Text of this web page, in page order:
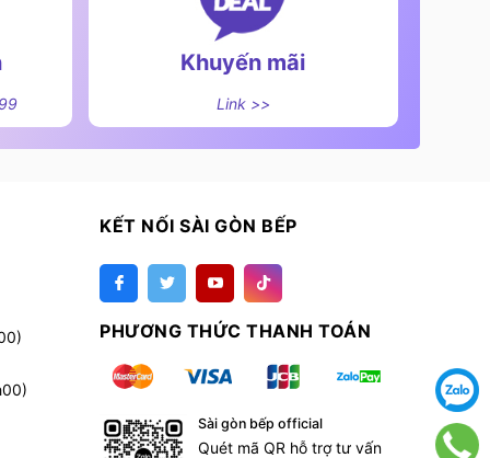
Khuyến mãi
Link >>
KẾT NỐI SÀI GÒN BẾP
PHƯƠNG THỨC THANH TOÁN
Sài gòn bếp official
Quét mã QR hỗ trợ tư vấn